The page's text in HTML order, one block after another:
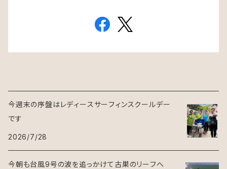
今週末の序盤はレディースサーフィンスクールデー
です
2026/7/28
今朝も台風9号の波を追っかけて古巣のリーフへ